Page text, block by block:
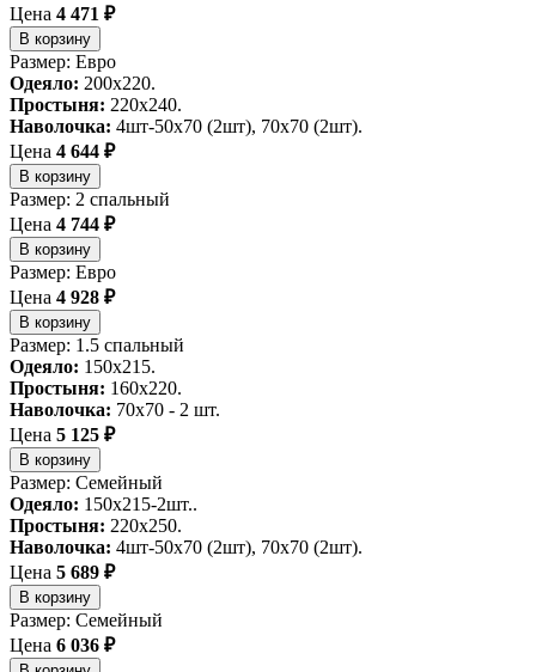
Цена 4 471 ₽
В корзину
Размер: Евро
Одеяло: 200х220.
Простыня: 220х240.
Наволочка: 4шт-50х70 (2шт), 70х70 (2шт).
Цена 4 644 ₽
В корзину
Размер: 2 спальный
Цена 4 744 ₽
В корзину
Размер: Евро
Цена 4 928 ₽
В корзину
Размер: 1.5 спальный
Одеяло: 150x215.
Простыня: 160x220.
Наволочка: 70x70 - 2 шт.
Цена 5 125 ₽
В корзину
Размер: Семейный
Одеяло: 150х215-2шт..
Простыня: 220х250.
Наволочка: 4шт-50х70 (2шт), 70х70 (2шт).
Цена 5 689 ₽
В корзину
Размер: Семейный
Цена 6 036 ₽